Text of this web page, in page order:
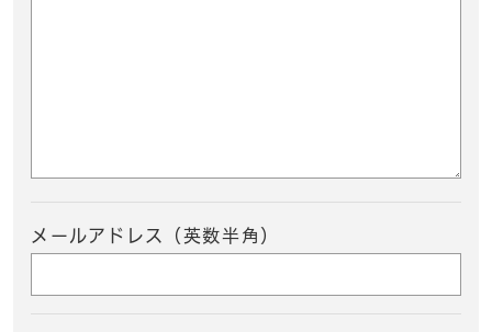
メールアドレス（英数半角）